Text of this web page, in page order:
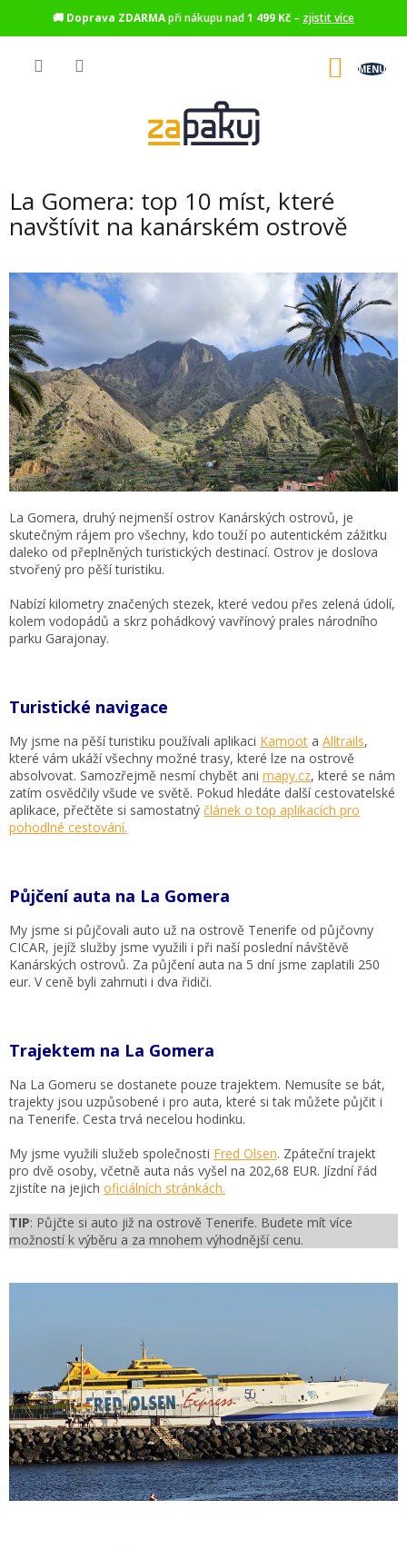
🚚 Doprava ZDARMApři nákupu nad1 499 Kč – zjistit více
La Gomera: top 10 míst, které
navštívit na kanárském ostrově
La Gomera, druhý nejmenší ostrov Kanárských ostrovů, je
skutečným rájem pro všechny, kdo touží po autentickém zážitku
daleko od přeplněných turistických destinací. Ostrov je doslova
stvořený pro pěší turistiku.
Nabízí kilometry značených stezek, které vedou přes zelená údolí,
kolem vodopádů a skrz pohádkový vavřínový prales národního
parku Garajonay.
Turistické navigace
My jsme na pěší turistiku používali aplikaci Kamoot a Alltrails,
které vám ukáží všechny možné trasy, které lze na ostrově
absolvovat. Samozřejmě nesmí chybět ani mapy.cz, které se nám
zatím osvědčily všude ve světě. Pokud hledáte další cestovatelské
aplikace, přečtěte si samostatný článek o top aplikacích pro
pohodlné cestování.
Půjčení auta na La Gomera
My jsme si půjčovali auto už na ostrově Tenerife od půjčovny
CICAR, jejíž služby jsme využili i při naší poslední návštěvě
Kanárských ostrovů. Za půjčení auta na 5 dní jsme zaplatili 250
eur. V ceně byli zahrnuti i dva řidiči.
Trajektem na La Gomera
Na La Gomeru se dostanete pouze trajektem. Nemusíte se bát,
trajekty jsou uzpůsobené i pro auta, které si tak můžete půjčit i
na Tenerife. Cesta trvá necelou hodinku.
My jsme využili služeb společnosti Fred Olsen. Zpáteční trajekt
pro dvě osoby, včetně auta nás vyšel na 202,68 EUR. Jízdní řád
zjistíte na jejich oficiálních stránkách.
TIP: Půjčte si auto již na ostrově Tenerife. Budete mít více
možností k výběru a za mnohem výhodnější cenu.